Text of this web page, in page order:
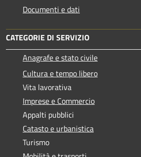
Documenti e dati
CATEGORIE DI SERVIZIO
Anagrafe e stato civile
Cultura e tempo libero
Vita lavorativa
Imprese e Commercio
Appalti pubblici
Catasto e urbanistica
Turismo